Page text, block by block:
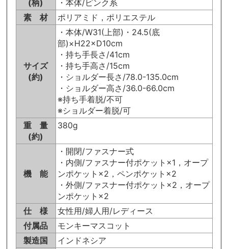
(柄)
・本体/ピンク系
素 材
ポリアミド，ポリエステル
サイズ
(約)
・本体/W31(上部)・24.5(底
部)×H22×D10cm
・持ち手長さ/41cm
・持ち手高さ/15cm
・ショルダー長さ/78.0-135.0cm
・ショルダー高さ/36.0-66.0cm
※持ち手着脱/不可
※ショルダー着脱/可
重 量
(約)
380g
機 能
・開閉/ファスナー式
・内側/ファスナー付ポケット×1，オープ
ンポケット×2，ペンポケット×2
・外側/ファスナー付ポケット×2，オープ
ンポケット×2
仕 様
女性用/婦人用/レディース
付属品
モンキーマスコット
製造国
インドネシア